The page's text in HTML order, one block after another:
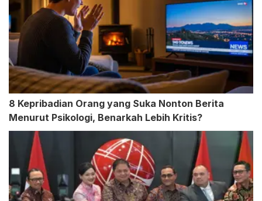
8 Kepribadian Orang yang Suka Nonton Berita
Menurut Psikologi, Benarkah Lebih Kritis?